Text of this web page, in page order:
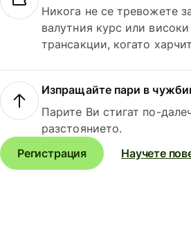
Никога не се тревожете
валутния курс или
трансакции, когато
Изпращайте пари в
Парите Ви стигат по-
разстоянието.
Регистрация
Научете